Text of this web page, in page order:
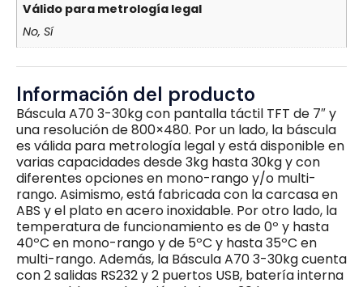
Válido para metrología legal
No, Sí
Información del producto
Báscula A70 3-30kg con pantalla táctil TFT de 7″ y
una resolución de 800×480. Por un lado, la báscula
es válida para metrología legal y está disponible en
varias capacidades desde 3kg hasta 30kg y con
diferentes opciones en mono-rango y/o multi-
rango. Asimismo, está fabricada con la carcasa en
ABS y el plato en acero inoxidable. Por otro lado, la
temperatura de funcionamiento es de 0º y hasta
40ºC en mono-rango y de 5ºC y hasta 35ºC en
multi-rango. Además, la Báscula A70 3-30kg cuenta
con 2 salidas RS232 y 2 puertos USB, batería interna